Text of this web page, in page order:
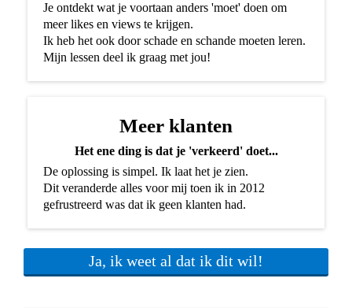
Je ontdekt wat je voortaan anders 'moet' doen om
meer likes en views te krijgen.
Ik heb het ook door schade en schande moeten leren.
Mijn lessen deel ik graag met jou!
Meer klanten
Het ene ding is dat je 'verkeerd' doet...
De oplossing is simpel. Ik laat het je zien.
Dit veranderde alles voor mij toen ik in 2012
gefrustreerd was dat ik geen klanten had.
Ja, ik weet al dat ik dit wil!